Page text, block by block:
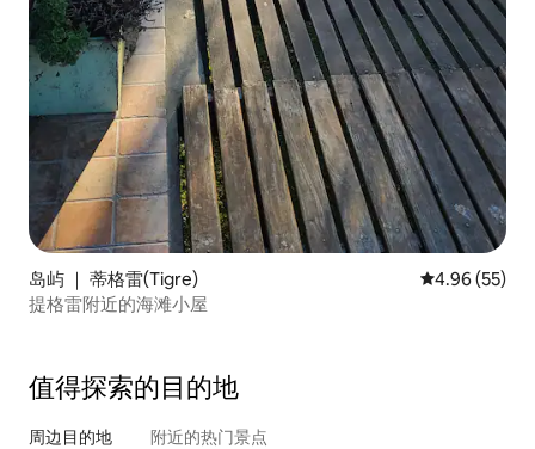
岛屿 ｜ 蒂格雷(Tigre) 平均评分
4.96 (55)
提格雷附近的海滩小屋
值得探索的目的地
周边目的地 附近的热门景点